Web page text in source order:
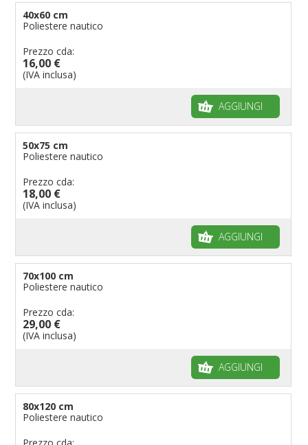
40x60 cm
Poliestere nautico
Prezzo cda:
16,00 €
(IVA inclusa)
AGGIUNGI
50x75 cm
Poliestere nautico
Prezzo cda:
18,00 €
(IVA inclusa)
AGGIUNGI
70x100 cm
Poliestere nautico
Prezzo cda:
29,00 €
(IVA inclusa)
AGGIUNGI
80x120 cm
Poliestere nautico